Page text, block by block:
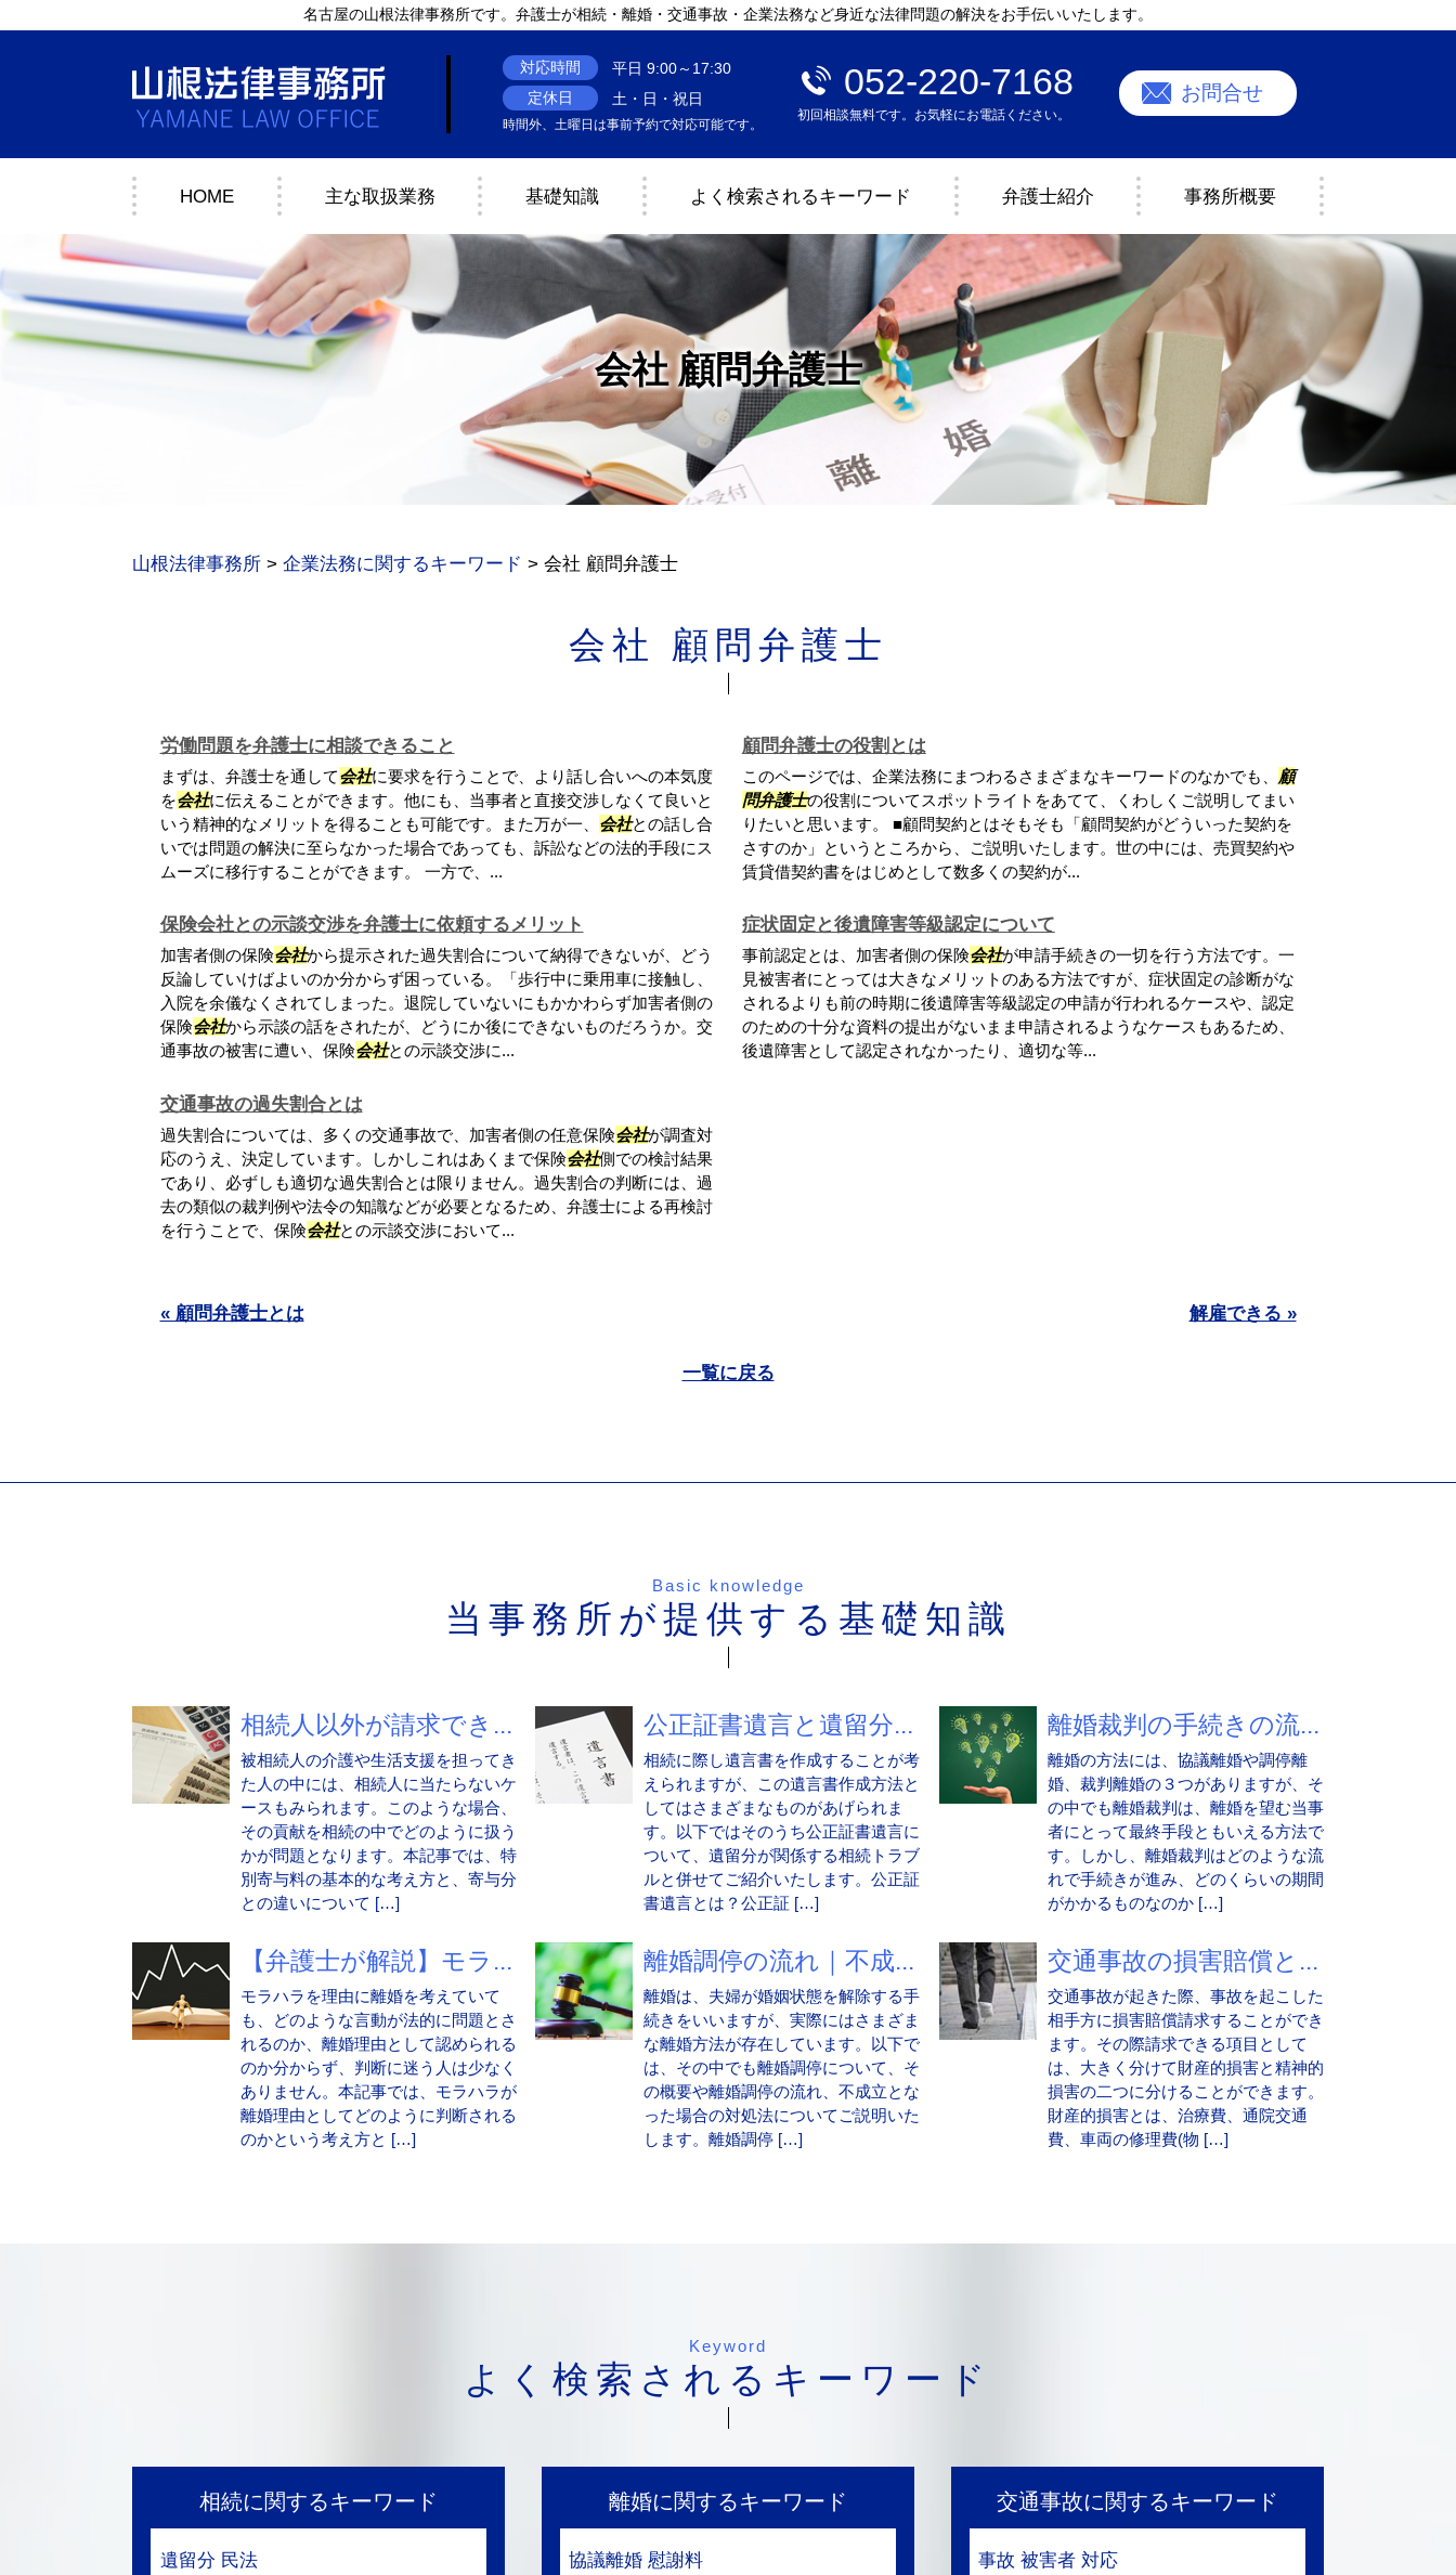
会社 顧問弁護士
名古屋の山根法律事務所です。弁護士が相続・離婚・交通事故・企業法務など身近な法律問題の解決をお手伝いいたします。
対応時間
平日 9:00～17:30
定休日
土・日・祝日
時間外、土曜日は事前予約で対応可能です。
052-220-7168
初回相談無料です。お気軽にお電話ください。
お問合せ
HOME 主な取扱業務 基礎知識 よく検索されるキーワード 弁護士紹介 事務所概要
山根法律事務所 > 企業法務に関するキーワード > 会社 顧問弁護士
会社 顧問弁護士
労働問題を弁護士に相談できること
まずは、弁護士を通して会社に要求を行うことで、より話し合いへの本気度
を会社に伝えることができます。他にも、当事者と直接交渉しなくて良いと
いう精神的なメリットを得ることも可能です。また万が一、 会社との話し合
いでは問題の解決に至らなかった場合であっても、訴訟などの法的手段にス
ムーズに移行することができます。 一方で、...
顧問弁護士の役割とは
このページでは、企業法務にまつわるさまざまなキーワードのなかでも、 顧
問弁護士の役割についてスポットライトをあてて、くわしくご説明してまい
りたいと思います。 ■顧問契約とはそもそも「顧問契約がどういった契約を
さすのか」というところから、ご説明いたします。世の中には、売買契約や
賃貸借契約書をはじめとして数多くの契約が...
保険会社との示談交渉を弁護士に依頼するメリット
加害者側の保険会社から提示された過失割合について納得できないが、どう
反論していけばよいのか分からず困っている。「歩行中に乗用車に接触し、
入院を余儀なくされてしまった。退院していないにもかかわらず加害者側の
保険会社から示談の話をされたが、どうにか後にできないものだろうか。交
通事故の被害に遭い、保険会社との示談交渉に...
症状固定と後遺障害等級認定について
事前認定とは、加害者側の保険会社が申請手続きの一切を行う方法です。一
見被害者にとっては大きなメリットのある方法ですが、症状固定の診断がな
されるよりも前の時期に後遺障害等級認定の申請が行われるケースや、認定
のための十分な資料の提出がないまま申請されるようなケースもあるため、
後遺障害として認定されなかったり、適切な等...
交通事故の過失割合とは
過失割合については、多くの交通事故で、加害者側の任意保険会社が調査対
応のうえ、決定しています。しかしこれはあくまで保険会社側での検討結果
であり、必ずしも適切な過失割合とは限りません。過失割合の判断には、過
去の類似の裁判例や法令の知識などが必要となるため、弁護士による再検討
を行うことで、保険会社との示談交渉において...
« 顧問弁護士とは 解雇できる »
一覧に戻る
Basic knowledge
当事務所が提供する基礎知識
相続人以外が請求でき...
被相続人の介護や生活支援を担ってき
た人の中には、相続人に当たらないケ
ースもみられます。このような場合、
その貢献を相続の中でどのように扱う
かが問題となります。本記事では、特
別寄与料の基本的な考え方と、寄与分
との違いについて […]
公正証書遺言と遺留分...
相続に際し遺言書を作成することが考
えられますが、この遺言書作成方法と
してはさまざまなものがあげられま
す。以下ではそのうち公正証書遺言に
ついて、遺留分が関係する相続トラブ
ルと併せてご紹介いたします。公正証
書遺言とは？公正証 […]
離婚裁判の手続きの流...
離婚の方法には、協議離婚や調停離
婚、裁判離婚の３つがありますが、そ
の中でも離婚裁判は、離婚を望む当事
者にとって最終手段ともいえる方法で
す。しかし、離婚裁判はどのような流
れで手続きが進み、どのくらいの期間
がかかるものなのか […]
【弁護士が解説】モラ...
モラハラを理由に離婚を考えていて
も、どのような言動が法的に問題とさ
れるのか、離婚理由として認められる
のか分からず、判断に迷う人は少なく
ありません。本記事では、モラハラが
離婚理由としてどのように判断される
のかという考え方と […]
離婚調停の流れ｜不成...
離婚は、夫婦が婚姻状態を解除する手
続きをいいますが、実際にはさまざま
な離婚方法が存在しています。以下で
は、その中でも離婚調停について、そ
の概要や離婚調停の流れ、不成立とな
った場合の対処法についてご説明いた
します。離婚調停 […]
交通事故の損害賠償と...
交通事故が起きた際、事故を起こした
相手方に損害賠償請求することができ
ます。その際請求できる項目として
は、大きく分けて財産的損害と精神的
損害の二つに分けることができます。
財産的損害とは、治療費、通院交通
費、車両の修理費(物 […]
Keyword
よく検索されるキーワード
相続に関するキーワード
遺留分 民法
離婚に関するキーワード
協議離婚 慰謝料
交通事故に関するキーワード
事故 被害者 対応